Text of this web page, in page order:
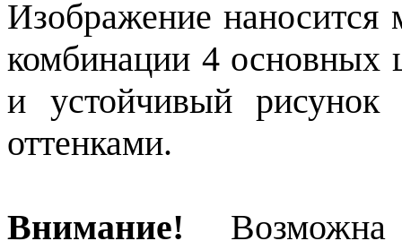
Изображение наносится
комбинации 4 основных
и устойчивый рисунок
оттенками.
Внимание! Возможна